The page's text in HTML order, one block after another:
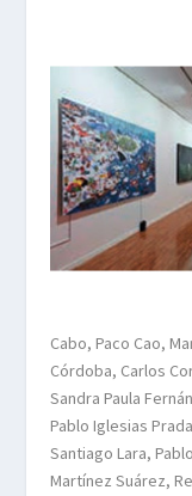
Cabo, Paco Cao,
Córdoba, Carlos
Sandra Paula
Pablo Iglesias
Santiago Lara,
Martínez Suárez,